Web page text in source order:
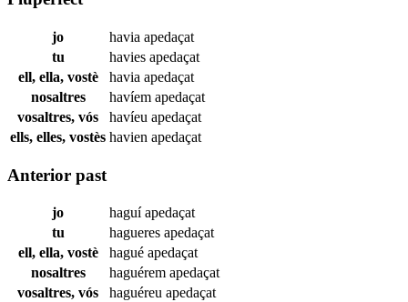
jo havia apedaçat
tu
havies apedaçat
ell, ella, vostè
havia apedaçat
nosaltres
havíem apedaçat
vosaltres, vós
havíeu apedaçat
ells, elles, vostès havien apedaçat
Anterior past
jo haguíapedaçat
tu
hagueres apedaçat
ell, ella, vostè
hagué apedaçat
nosaltres
haguérem apedaçat
vosaltres, vós
haguéreu apedaçat